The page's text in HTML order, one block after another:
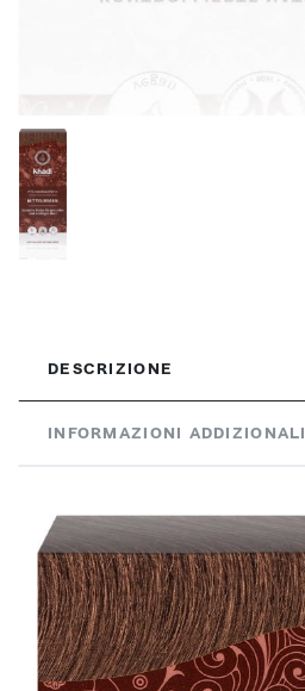
DESCRIZIONE
INFORMAZIONI ADDIZIONALI